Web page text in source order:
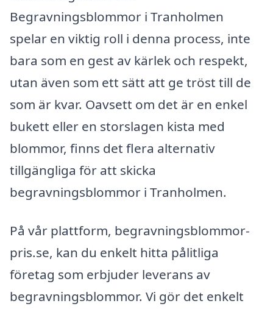
Begravningsblommor i Tranholmen
spelar en viktig roll i denna process, inte
bara som en gest av kärlek och respekt,
utan även som ett sätt att ge tröst till de
som är kvar. Oavsett om det är en enkel
bukett eller en storslagen kista med
blommor, finns det flera alternativ
tillgängliga för att skicka
begravningsblommor i Tranholmen.
På vår plattform, begravningsblommor-
pris.se, kan du enkelt hitta pålitliga
företag som erbjuder leverans av
begravningsblommor. Vi gör det enkelt